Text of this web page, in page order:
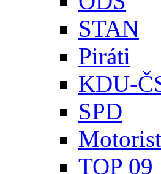
STAN
Piráti
KDU-
SPD
TOP 09